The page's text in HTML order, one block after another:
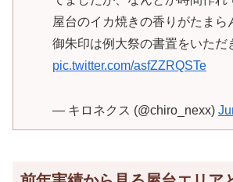
屋台のイカ焼きの香りがたまら
御朱印は例大祭の書置をいただ
pic.twitter.com/asfZZRQSTe
— キロネクス (@chiro_nexx)